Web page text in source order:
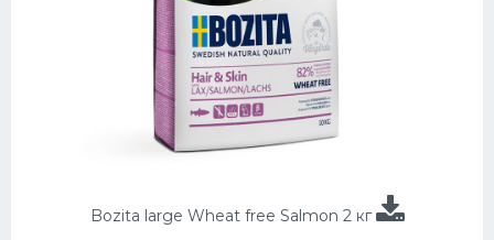
Bozita large Wheat free Salmon 2 кг